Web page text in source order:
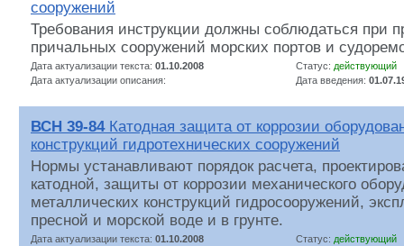
сооружений
Требования инструкции должны соблюдаться при
причальных сооружений морских портов и
Дата актуализации текста: 01.10.2008 Статус: действующий
Дата актуализации описания:
Дата введения:
ВСН 39-84Катодная защита от коррозии
конструкций гидротехнических сооружений
Нормы устанавливают порядок расчета,
катодной, защиты от коррозии механического
металлических конструкций гидросооружений,
пресной и морской воде и в грунте.
Дата актуализации текста: 01.10.2008 Статус: действующий